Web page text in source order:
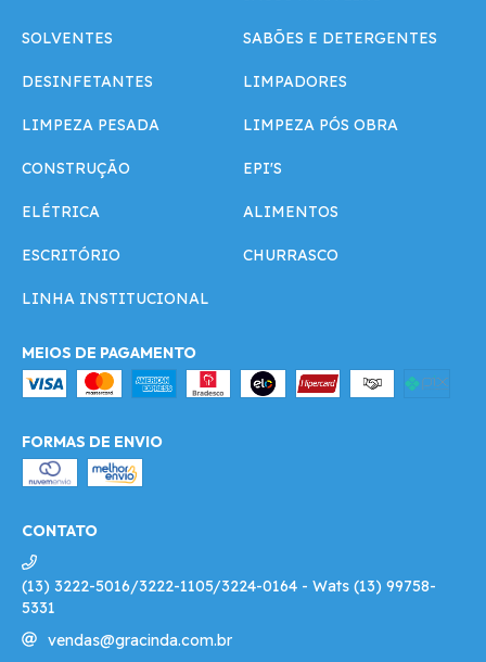
SOLVENTES SABÕES E DETERGENTES
DESINFETANTES LIMPADORES
LIMPEZA PESADA LIMPEZA PÓS OBRA
CONSTRUÇÃO EPI'S
ELÉTRICA ALIMENTOS
ESCRITÓRIO CHURRASCO
LINHA INSTITUCIONAL
MEIOS DE PAGAMENTO
FORMAS DE ENVIO
CONTATO
(13) 3222-5016/3222-1105/3224-0164 - Wats (13) 99758-
5331
vendas@gracinda.com.br